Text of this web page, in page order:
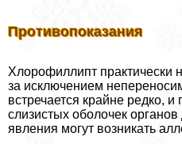
Противопоказания
Хлорофиллипт пpaктически
за исключением
встречается крайне редко,
слизистых оболочек
явления могут возникать